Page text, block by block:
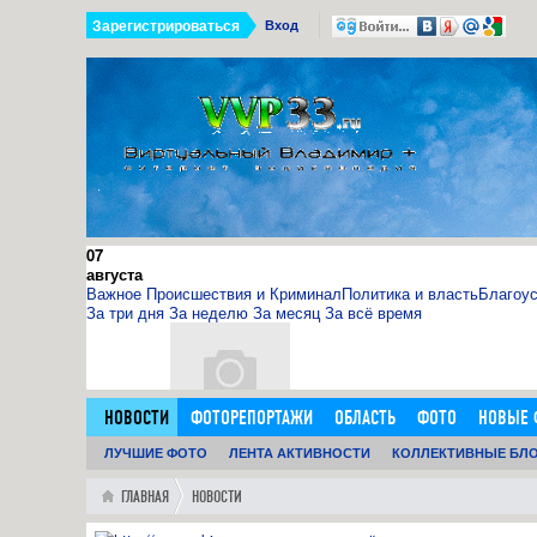
Вход
Зарегистрироваться
07
августа
Важное Происшествия и КриминалПолитика и власть
За три дня За неделю За месяц За всё время
0
11.09.15
http://sosna.kiev.ua - искуственная ёлка - нечно
Как я выбрал искусственную елку 1,8 м в
НОВОСТИ ФОТОРЕПОРТАЖИ ОБЛАСТЬ ФОТО НОВЫЕ
ДОБАВИТЬ ОБЪЯВЛЕНИЕ
ЛЮДИ ФОРУМ ГОРОД
ЛУЧШИЕ ФОТО ЛЕНТА АКТИВНОСТИ КОЛЛЕКТИВНЫЕ
ГЛАВНАЯ НОВОСТИ